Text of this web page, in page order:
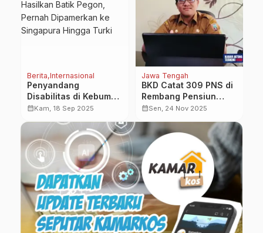
Berita Internasional
Penyandang
Disabilitas di Kebumen
Produktif Hasilkan
Dipamerkan ke
Singapura Hingga
Turki
calendar_monthKam, 18 Sep 2025
Jawa Tengah
BKD Catat 309 PNS di
Rembang Pensiun
Tahun Ini, Didominasi
calendar_monthSen, 24 Nov 2025